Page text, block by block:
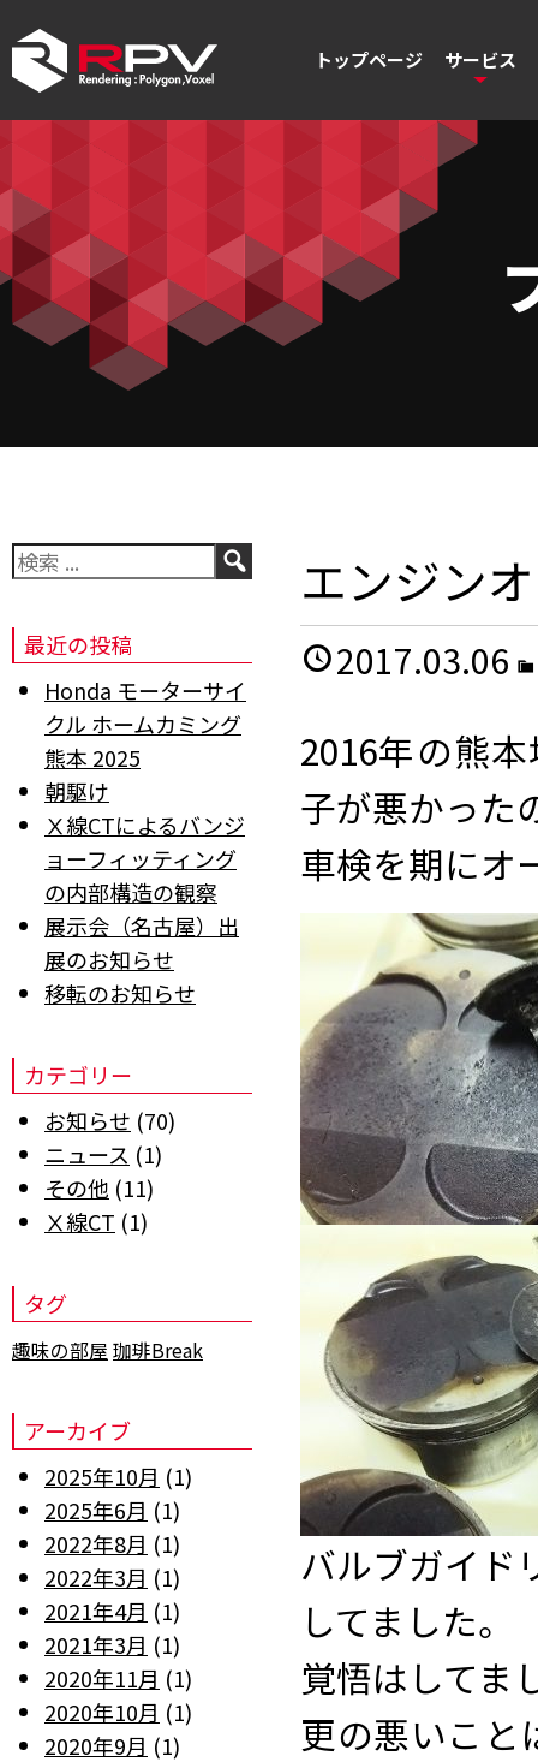
トップページ サービス
エンジン
2017.03.06
2016年の熊
子が悪かった
車検を期にオ
バルブガイド
してました。
覚悟はしてま
更の悪いこと
最近の投稿
Honda モーターサイ
クル ホームカミング
熊本 2025
朝駆け
Ⅹ線CTによるバンジ
ョーフィッティング
の内部構造の観察
展示会（名古屋）出
展のお知らせ
移転のお知らせ
カテゴリー
お知らせ (70)
ニュース (1)
その他 (11)
Ⅹ線CT (1)
タグ
趣味の部屋 珈琲Break
アーカイブ
2025年10月 (1)
2025年6月 (1)
2022年8月 (1)
2022年3月 (1)
2021年4月 (1)
2021年3月 (1)
2020年11月 (1)
2020年10月 (1)
2020年9月 (1)